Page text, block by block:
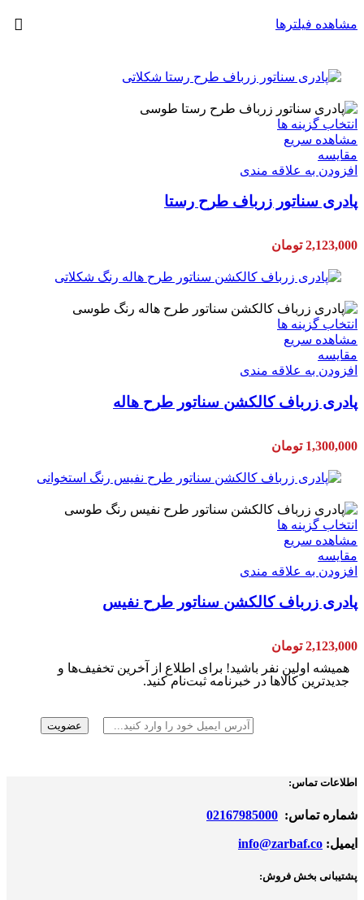
مشاهده فیلترها
انتخاب گزینه ها
مشاهده سریع
مقایسه
افزودن به علاقه مندی
پادری سناتور زرباف طرح رستا
2,123,000 تومان
انتخاب گزینه ها
مشاهده سریع
مقایسه
افزودن به علاقه مندی
پادری زرباف کالکشن سناتور طرح هاله
1,300,000 تومان
انتخاب گزینه ها
مشاهده سریع
مقایسه
افزودن به علاقه مندی
پادری زرباف کالکشن سناتور طرح نفیس
2,123,000 تومان
همیشه اولین نفر باشید! برای اطلاع از آخرین تخفیف‌ها و
جدیدترین کالاها در خبرنامه ثبت‌نام کنید.
اطلاعات تماس:
شماره تماس: 02167985000
ایمیل: info@zarbaf.co
پشتیبانی بخش فروش: